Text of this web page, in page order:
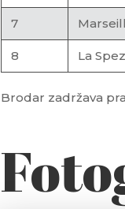
7
8 La
Brodar zadržava